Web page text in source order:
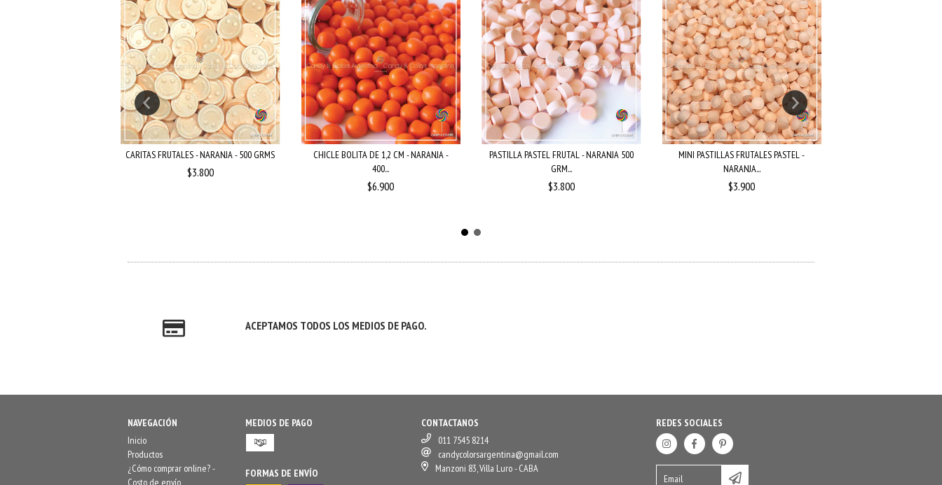
CARITAS FRUTALES - NARANJA - 500 GRMS
$3.800
CHICLE BOLITA DE 1,2 CM - NARANJA -
400...
$6.900
PASTILLA PASTEL FRUTAL - NARANJA 500
GRM...
$3.800
MINI PASTILLAS FRUTALES PASTEL -
NARANJA...
$3.900
ACEPTAMOS TODOS LOS MEDIOS DE PAGO.
NAVEGACIÓN
Inicio
Productos
¿Cómo comprar online? -
Costo de envío
MEDIOS DE PAGO
FORMAS DE ENVÍO
CONTACTANOS
011 7545 8214
candycolorsargentina@gmail.com
Manzoni 83, Villa Luro - CABA
REDES SOCIALES